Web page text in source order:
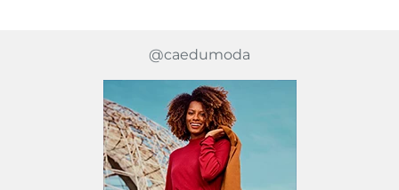
@caedumoda